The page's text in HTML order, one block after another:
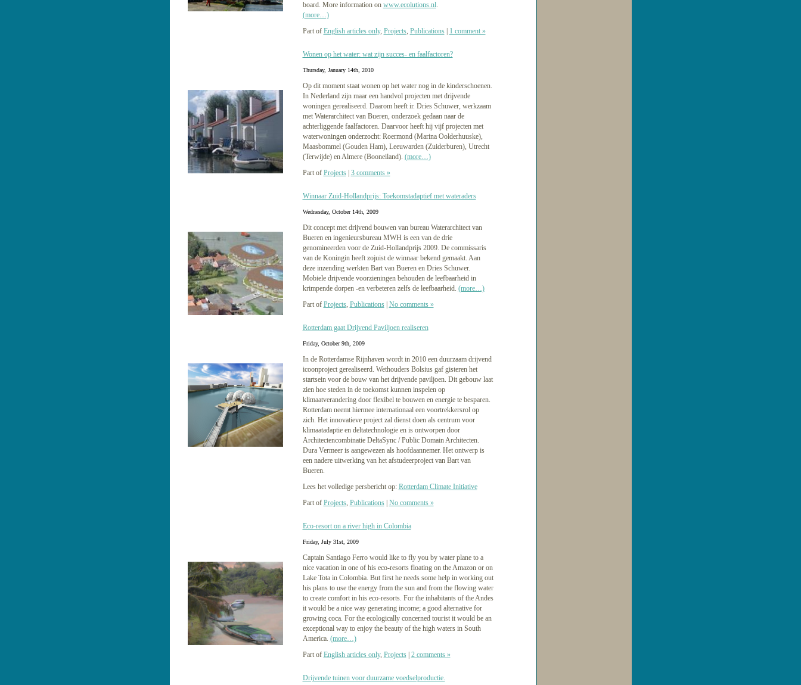
board. More information on www.ecolutions.nl.
(more…)
Part of English articles only, Projects, Publications| 1 comment »
Wonen op het water: wat zijn succes- en faalfactoren?
Thursday, January 14th, 2010
Op dit moment staat wonen op het water nog in de kinderschoenen.
In Nederland zijn maar een handvol projecten met drijvende
woningen gerealiseerd. Daarom heeft ir. Dries Schuwer, werkzaam
met Waterarchitect van Bueren, onderzoek gedaan naar de
achterliggende faalfactoren. Daarvoor heeft hij vijf projecten met
waterwoningen onderzocht: Roermond (Marina Oolderhuuske),
Maasbommel (Gouden Ham), Leeuwarden (Zuiderburen), Utrecht
(Terwijde) en Almere (Booneiland). (more…)
Part of Projects| 3 comments »
Winnaar Zuid-Hollandprijs: Toekomstadaptief met wateraders
Wednesday, October 14th, 2009
Dit concept met drijvend bouwen van bureau Waterarchitect van
Bueren en ingenieursbureau MWH is een van de drie
genomineerden voor de Zuid-Hollandprijs 2009. De commissaris
van de Koningin heeft zojuist de winnaar bekend gemaakt. Aan
deze inzending werkten Bart van Bueren en Dries Schuwer.
Mobiele drijvende voorzieningen behouden de leefbaarheid in
krimpende dorpen -en verbeteren zelfs de leefbaarheid. (more…)
Part of Projects, Publications| No comments »
Rotterdam gaat Drijvend Paviljoen realiseren
Friday, October 9th, 2009
In de Rotterdamse Rijnhaven wordt in 2010 een duurzaam drijvend
icoonproject gerealiseerd. Wethouders Bolsius gaf gisteren het
startsein voor de bouw van het drijvende paviljoen. Dit gebouw laat
zien hoe steden in de toekomst kunnen inspelen op
klimaatverandering door flexibel te bouwen en energie te besparen.
Rotterdam neemt hiermee internationaal een voortrekkersrol op
zich. Het innovatieve project zal dienst doen als centrum voor
klimaatadaptie en deltatechnologie en is ontworpen door
Architectencombinatie DeltaSync / Public Domain Architecten.
Dura Vermeer is aangewezen als hoofdaannemer. Het ontwerp is
een nadere uitwerking van het afstudeerproject van Bart van
Bueren.
Lees het volledige persbericht op: Rotterdam Climate Initiative
Part of Projects, Publications| No comments »
Eco-resort on a river high in Colombia
Friday, July 31st, 2009
Captain Santiago Ferro would like to fly you by water plane to a
nice vacation in one of his eco-resorts floating on the Amazon or on
Lake Tota in Colombia. But first he needs some help in working out
his plans to use the energy from the sun and from the flowing water
to create comfort in his eco-resorts. For the inhabitants of the Andes
it would be a nice way generating income; a good alternative for
growing coca. For the ecologically concerned tourist it would be an
exceptional way to enjoy the beauty of the high waters in South
America. (more…)
Part of English articles only, Projects| 2 comments »
Drijvende tuinen voor duurzame voedselproductie.